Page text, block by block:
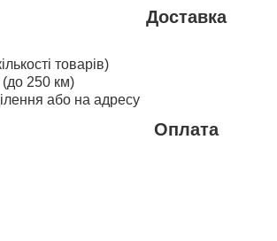
Доставка
товарів)
(до 250 км)
або на адресу
Оплата